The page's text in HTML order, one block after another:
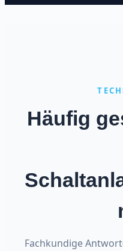
Häufig
Fachkundige